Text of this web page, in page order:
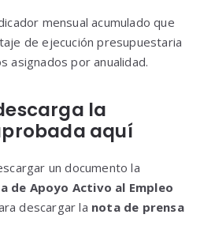
mensual acumulado que
de ejecución presupuestaria
asignados por anualidad.
la
aquí
un documento la
de Apoyo Activo al Empleo
descargar la nota de prensa